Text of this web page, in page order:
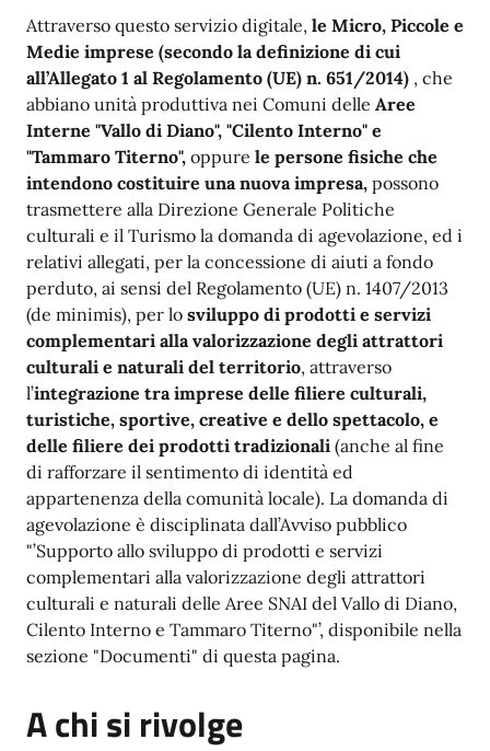
Attraverso questo servizio digitale, le Micro, Piccole e
Medie imprese (secondo la definizione di cui
all’Allegato 1 al Regolamento (UE) n. 651/2014) , che
abbiano unità produttiva nei Comuni delle Aree
Interne "Vallo di Diano", "Cilento Interno" e
"Tammaro Titerno", oppure le persone fisiche che
intendono costituire una nuova impresa, possono
trasmettere alla Direzione Generale Politiche
culturali e il Turismo la domanda di agevolazione, ed i
relativi allegati, per la concessione di aiuti a fondo
perduto, ai sensi del Regolamento (UE) n. 1407/2013
(de minimis), per lo sviluppo di prodotti e servizi
complementari alla valorizzazione degli attrattori
culturali e naturali del territorio, attraverso
l’integrazione tra imprese delle filiere culturali,
turistiche, sportive, creative e dello spettacolo, e
delle filiere dei prodotti tradizionali (anche al fine
di rafforzare il sentimento di identità ed
appartenenza della comunità locale). La domanda di
agevolazione è disciplinata dall’Avviso pubblico
"’Supporto allo sviluppo di prodotti e servizi
complementari alla valorizzazione degli attrattori
culturali e naturali delle Aree SNAI del Vallo di Diano,
Cilento Interno e Tammaro Titerno"’, disponibile nella
sezione "Documenti" di questa pagina.
A chi si rivolge